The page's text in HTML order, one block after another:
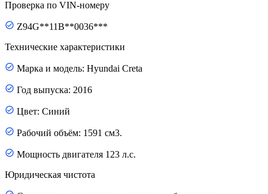
Проверка по VIN-номеру
Z94G**11B**0036***
Технические характеристики
Марка и модель: Hyundai Creta
Год выпуска: 2016
Цвет: Синий
Рабочий объём: 1591 см3.
Мощность двигателя 123 л.с.
Юридическая чистота